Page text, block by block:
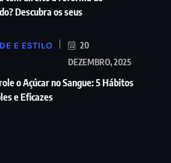
Descubra os seus
E ESTILO
20
DEZEMBRO, 2025
o Açúcar no Sangue: 5 Hábitos
e Eficazes